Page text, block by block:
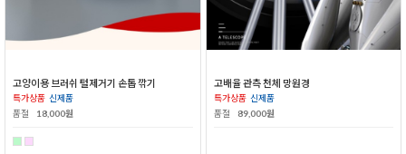
고양이용 브러쉬 털제거기 손톱 깎기
특가상품 신제품
품절
18,000원
고배율 관측 천체 망원경
특가상품 신제품
품절
89,000원